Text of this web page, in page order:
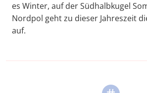
es Winter, auf der Südhalbkugel
Nordpol geht zu dieser Jahreszeit
auf.